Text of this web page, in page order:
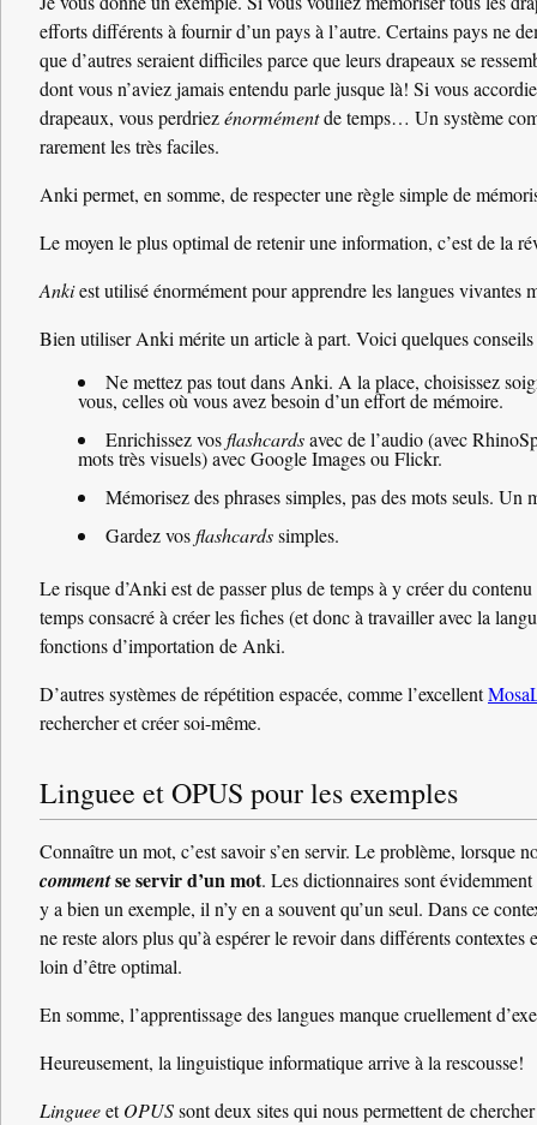
efforts différents à fournir d’un pays à l’autre. Certains pays ne
que d’autres seraient difficiles parce que leurs drapeaux se
dont vous n’aviez jamais entendu parle jusque là! Si vous
drapeaux, vous perdriezénormémentde temps… Un système
rarement les très faciles.
Anki permet, en somme, de respecter une règle simple de
Le moyen le plus optimal de retenir une information, c’est de la
Ankiest utilisé énormément pour apprendre les langues
Bien utiliser Anki mérite un article à part. Voici quelques
Ne mettez pas tout dans Anki. A la place, choisissez
vous, celles où vous avez besoin d’un effort de mémoire.
Enrichissez vosflashcardsavec de l’audio (avec
mots très visuels) avec Google Images ou Flickr.
Mémorisez des phrases simples, pas des mots seuls. Un
Gardez vosflashcardssimples.
Le risque d’Anki est de passer plus de temps à y créer du
temps consacré à créer les fiches (et donc à travailler avec la
fonctions d’importation de Anki.
D’autres systèmes de répétition espacée, comme l’excellent
rechercher et créer soi-même.
Linguee et OPUS pour les exemples
Connaître un mot, c’est savoir s’en servir. Le problème, lorsque
commentse servir d’un mot. Les dictionnaires sont
y a bien un exemple, il n’y en a souvent qu’un seul. Dans ce
ne reste alors plus qu’à espérer le revoir dans différents
loin d’être optimal.
En somme, l’apprentissage des langues manque cruellement
Heureusement, la linguistique informatique arrive à la rescousse!
LingueeetOPUSsont deux sites qui nous permettent de